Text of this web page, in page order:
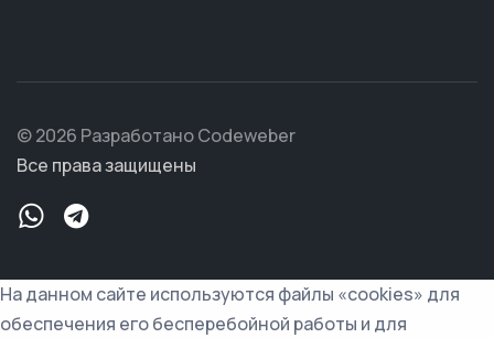
© 2026 Разработано Codeweber
Все права защищены
На данном сайте используются файлы «cookies» для
обеспечения его бесперебойной работы и для